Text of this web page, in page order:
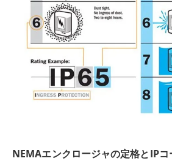
NEMAエンクロージャの定格とIP